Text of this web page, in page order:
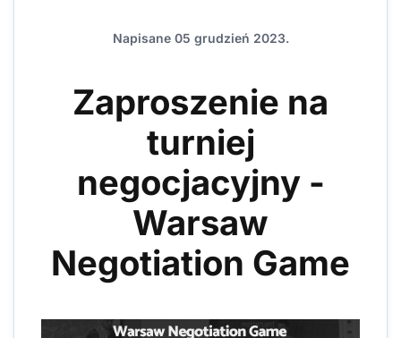
Napisane 05 grudzień 2023.
Zaproszenie na
turniej
negocjacyjny -
Warsaw
Negotiation Game